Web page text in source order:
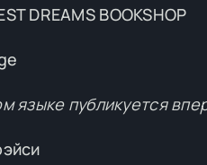
DREAMS BOOKSHOP
языке публикуется